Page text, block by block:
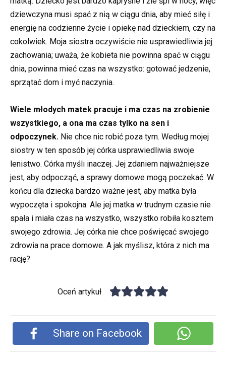
dziewczyna musi spać z nią w ciągu dnia, aby mieć siłę i
energię na codzienne życie i opiekę nad dzieckiem, czy na
cokolwiek. Moja siostra oczywiście nie usprawiedliwia jej
zachowania; uważa, że kobieta nie powinna spać w ciągu
dnia, powinna mieć czas na wszystko: gotować jedzenie,
sprzątać dom i myć naczynia.
Wiele młodych matek pracuje i ma czas na zrobienie
wszystkiego, a ona ma czas tylko na sen i
odpoczynek. Nie chce nic robić poza tym. Według mojej
siostry w ten sposób jej córka usprawiedliwia swoje
lenistwo. Córka myśli inaczej. Jej zdaniem najważniejsze
jest, aby odpocząć, a sprawy domowe mogą poczekać. W
końcu dla dziecka bardzo ważne jest, aby matka była
wypoczęta i spokojna. Ale jej matka w trudnym czasie nie
spała i miała czas na wszystko, wszystko robiła kosztem
swojego zdrowia. Jej córka nie chce poświęcać swojego
zdrowia na prace domowe. A jak myślisz, która z nich ma
rację?
Oceń artykuł
Share on Facebook